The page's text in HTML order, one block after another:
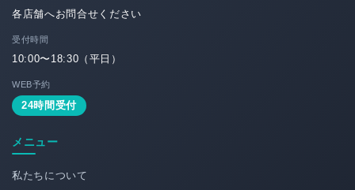
各店舗へお問合せください
受付時間
10:00〜18:30（平日）
WEB予約
24時間受付
メニュー
私たちについて